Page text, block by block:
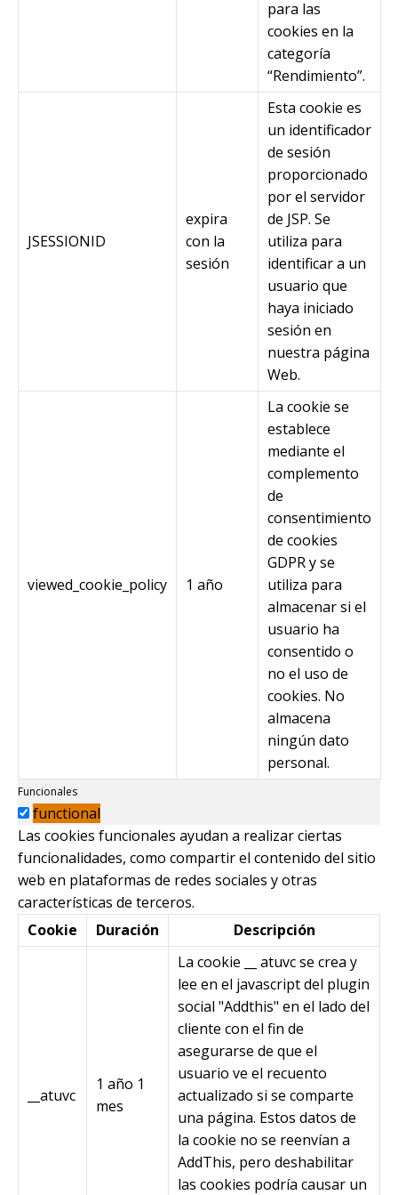
para las
cookies en la
categoría
“Rendimiento”.
JSESSIONID
expira
con la
sesión
Esta cookie es
un identificador
de sesión
proporcionado
por el servidor
de JSP. Se
utiliza para
identificar a un
usuario que
haya iniciado
sesión en
nuestra página
Web.
viewed_cookie_policy 1 año
La cookie se
establece
mediante el
complemento
de
consentimiento
de cookies
GDPR y se
utiliza para
almacenar si el
usuario ha
consentido o
no el uso de
cookies. No
almacena
ningún dato
personal.
Funcionales
functional
Las cookies funcionales ayudan a realizar ciertas
funcionalidades, como compartir el contenido del sitio
web en plataformas de redes sociales y otras
características de terceros.
Cookie
Duración Descripción
__atuvc
1 año 1
mes
La cookie __ atuvc se crea y
lee en el javascript del plugin
social "Addthis" en el lado del
cliente con el fin de
asegurarse de que el
usuario ve el recuento
actualizado si se comparte
una página. Estos datos de
la cookie no se reenvían a
AddThis, pero deshabilitar
las cookies podría causar un